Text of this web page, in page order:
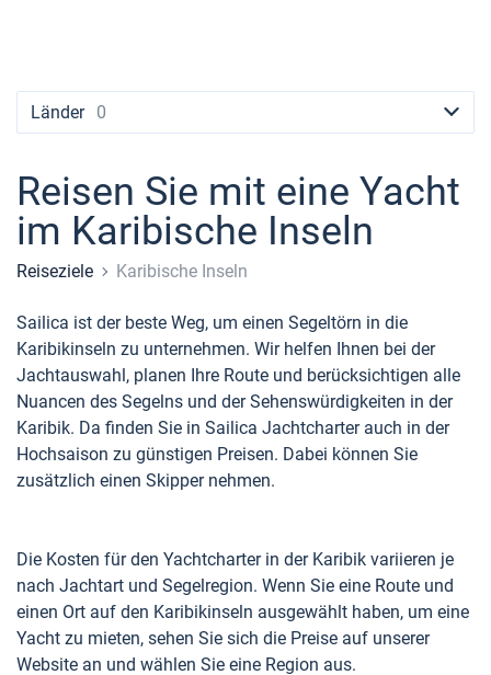
Seychellen
Martinique
Ibiza
Lefkada
Region Mugla
Marina Baotic
Marina Kornati
ACI Dubrovnik
Veruda
Dufour
Hanse
Lagoon
Bali
Leopard
Lagoon 46
Bali Catspace
Bali 4.6
Bali 5.4
Excess 11
Bavaria Cruiser 46
Oceanis 40.1
Oceanis 51.1
Jeanneau 54
Sun Odyssey 410
Dufour 46 GL
Balearen
Neapel
Fethiye
Britische Jungferninseln
St Lucia
Länder 0
Reisen Sie mit eine Yacht
im Karibische Inseln
Reiseziele Karibische Inseln
Sailica ist der beste Weg, um einen Segeltörn in die
Karibikinseln zu unternehmen. Wir helfen Ihnen bei der
Jachtauswahl, planen Ihre Route und berücksichtigen alle
Nuancen des Segelns und der Sehenswürdigkeiten in der
Karibik. Da finden Sie in Sailica Jachtcharter auch in der
Hochsaison zu günstigen Preisen. Dabei können Sie
zusätzlich einen Skipper nehmen.
Die Kosten für den Yachtcharter in der Karibik variieren je
nach Jachtart und Segelregion. Wenn Sie eine Route und
einen Ort auf den Karibikinseln ausgewählt haben, um eine
Yacht zu mieten, sehen Sie sich die Preise auf unserer
Website an und wählen Sie eine Region aus.